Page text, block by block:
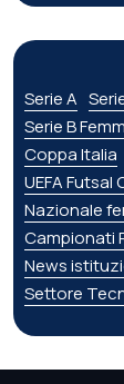
Serie A
Serie B
Coppa Italia
UEFA Futsal
Nazionale
Campionati
News
Settore